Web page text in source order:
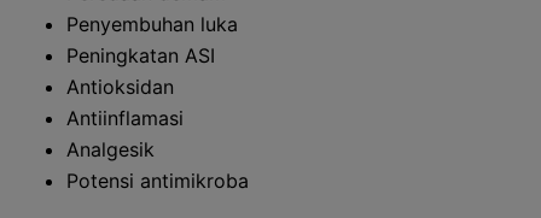
Penyembuhan luka
Peningkatan ASI
Antioksidan
Antiinflamasi
Analgesik
Potensi antimikroba